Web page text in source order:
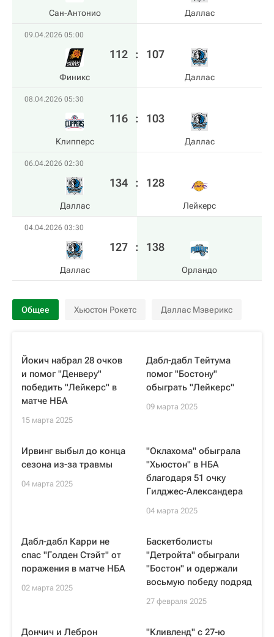
Сан-Антонио Даллас
09.04.2026 05:00
Финикс
112 : 107
Даллас
08.04.2026 05:30
Клипперс
116 : 103
Даллас
06.04.2026 02:30
Даллас
134 : 128
Лейкерс
04.04.2026 03:30
Даллас
127 : 138
Орландо
Общее Хьюстон Рокетс Даллас Мэверикс
Йокич набрал 28 очков
и помог "Денверу"
победить "Лейкерс" в
матче НБА
15 марта 2025
Дабл-дабл Тейтума
помог "Бостону"
обыграть "Лейкерс"
09 марта 2025
Ирвинг выбыл до конца
сезона из-за травмы
04 марта 2025
"Оклахома" обыграла
"Хьюстон" в НБА
благодаря 51 очку
Гилджес-Александера
04 марта 2025
Дабл-дабл Карри не
спас "Голден Стэйт" от
поражения в матче НБА
02 марта 2025
Баскетболисты
"Детройта" обыграли
"Бостон" и одержали
восьмую победу подряд
27 февраля 2025
Дончич и Леброн
"Кливленд" с 27-ю